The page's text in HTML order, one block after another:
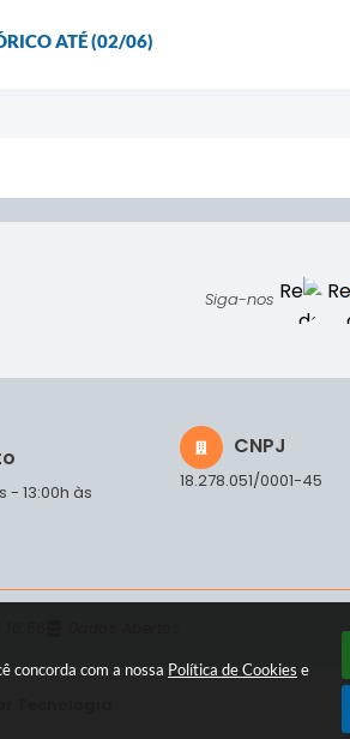
concorda com a nossa Política de Cookies e
ATÉ (02/06)
Siga-nos
- 13:00h às
CNPJ
18.278.051/0001-45